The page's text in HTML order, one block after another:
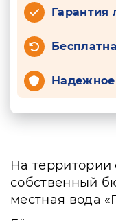
Гарантия
На территории
собственный
местная вода